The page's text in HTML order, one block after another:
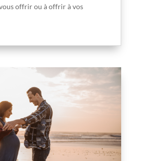
offrir ou à offrir à vos